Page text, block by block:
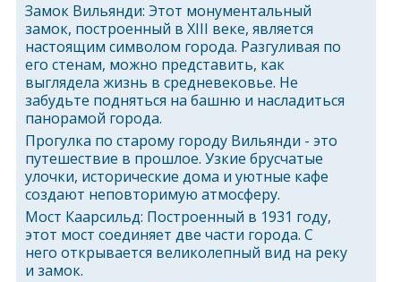
Замок Вильянди: Этот монументальный
замок, построенный в XIII веке, является
настоящим символом города. Разгуливая по
его стенам, можно представить, как
выглядела жизнь в средневековье. Не
забудьте подняться на башню и насладиться
панорамой города.
Прогулка по старому городу Вильянди - это
путешествие в прошлое. Узкие брусчатые
улочки, исторические дома и уютные кафе
создают неповторимую атмосферу.
Мост Каарсильд: Построенный в 1931 году,
этот мост соединяет две части города. С
него открывается великолепный вид на реку
и замок.